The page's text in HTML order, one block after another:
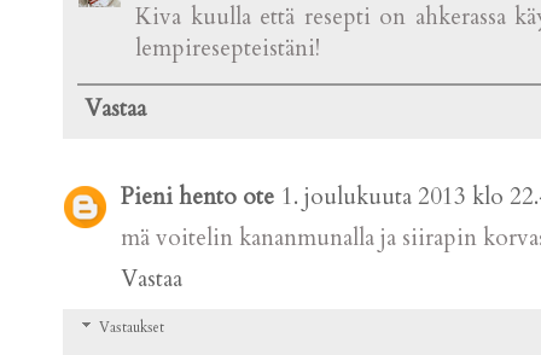
Kiva kuulla että resepti on ahkerassa
lempiresepteistäni!
Vastaa
Pieni hento ote 1. joulukuuta 2013 klo
mä voitelin kananmunalla ja siirapin
Vastaa
Vastaukset